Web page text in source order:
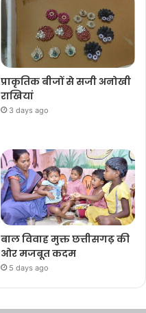
प्राकृतिक बीजों से सजी अनोखी
राखियां
3 days ago
बाल विवाह मुक्त छत्तीसगढ़ की
ओर मजबूत कदम
5 days ago